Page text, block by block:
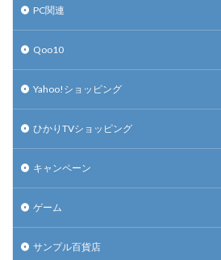
PC関連
Qoo10
Yahoo!ショッピング
ひかりTVショッピング
キャンペーン
ゲーム
サンプル百貨店